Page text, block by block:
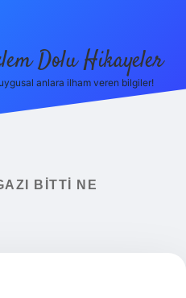
Dolu Hikayeler
anlara ilham veren bilgiler!
BITTI NE